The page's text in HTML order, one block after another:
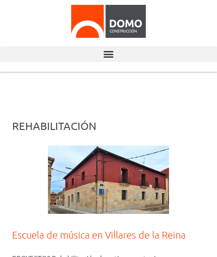
REHABILITACIÓN
Escuela de música en Villares de la Reina